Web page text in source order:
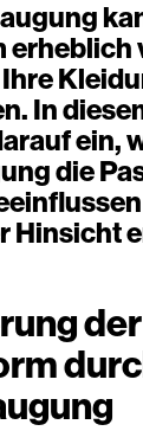
erheblich
In
ein,
die
Hinsicht
der